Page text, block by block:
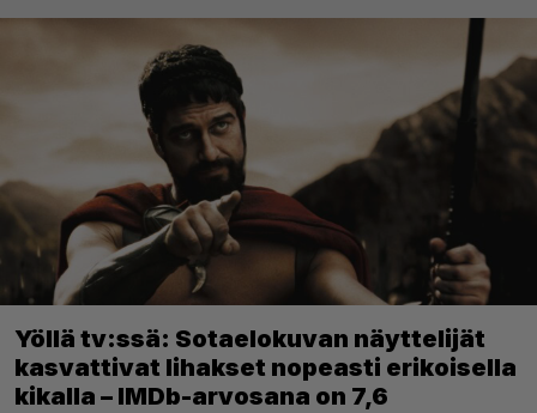
Yöllä tv:ssä: Sotaelokuvan näyttelijät
kasvattivat lihakset nopeasti erikoisella
kikalla – IMDb-arvosana on 7,6